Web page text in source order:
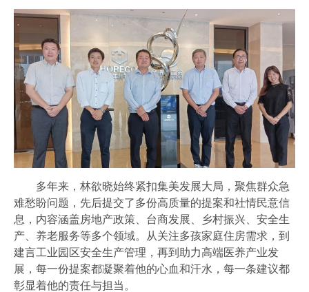
多年来，林欲晓始终紧扣集美发展大局，聚焦群众急
难愁盼问题，先后提交了多份高质量的提案和社情民意信
息，内容涵盖房地产政策、台商发展、乡村振兴、安全生
产、养老服务等多个领域。从关注多孩家庭住房需求，到
建言工业园区安全生产管理，再到助力高端医养产业发
展，每一份提案都凝聚着他的心血和汗水，每一条建议都
彰显着他的责任与担当。